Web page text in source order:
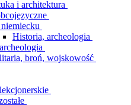
i architektura
Historia, archeologia
broń, wojskowość